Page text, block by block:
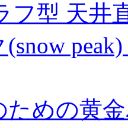
フ型 天井
めの黄